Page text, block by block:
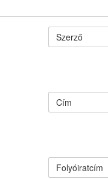
Szerző
Cím
Folyóiratcím